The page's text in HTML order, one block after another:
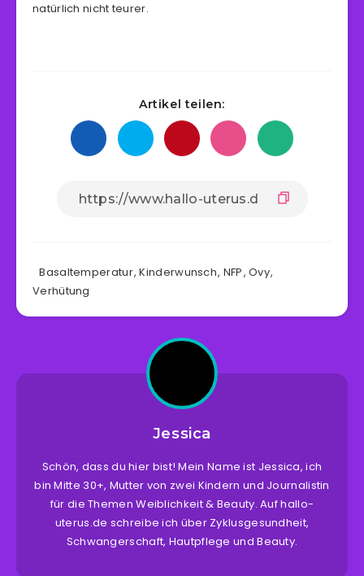
natürlich nicht teurer.
Artikel teilen:
Basaltemperatur,Kinderwunsch, NFP,Ovy,
Verhütung
Jessica
Schön, dass du hier bist! Mein Name ist Jessica, ich
bin Mitte 30+, Mutter von zwei Kindern und Journalistin
für die Themen Weiblichkeit & Beauty. Auf hallo-
uterus.de schreibe ich über Zyklusgesundheit,
Schwangerschaft, Hautpflege und Beauty.